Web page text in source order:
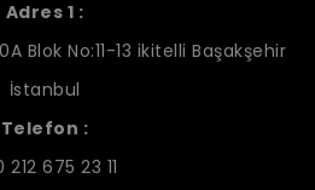
Adres 1 :
Blok No:11-13 ikitelli Başakşehir
İstanbul
Telefon :
212 675 23 11